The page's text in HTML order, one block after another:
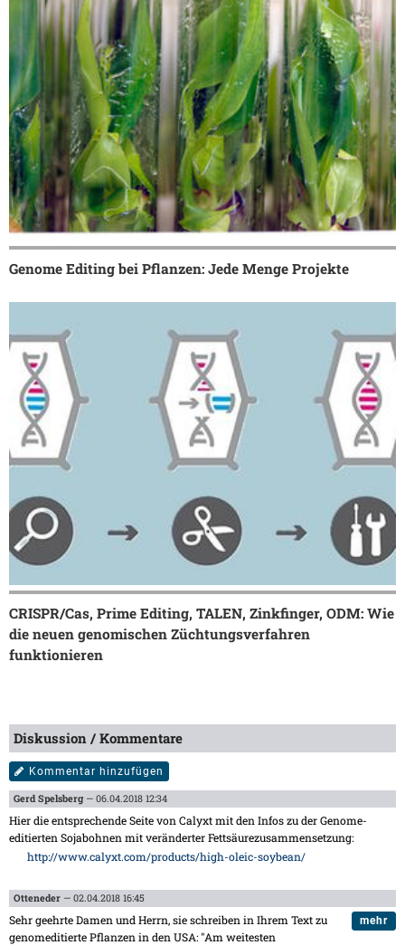
Genome Editing bei Pflanzen: Jede Menge Projekte
CRISPR/Cas, Prime Editing, TALEN, Zinkfinger, ODM: Wie
die neuen genomischen Züchtungsverfahren
funktionieren
Diskussion / Kommentare
Kommentar hinzufügen
Gerd Spelsberg — 06.04.2018 12:34
Hier die entsprechende Seite von Calyxt mit den Infos zu der Genome-
editierten Sojabohnen mit veränderter Fettsäurezusammensetzung:
http://www.calyxt.com/products/high-oleic-soybean/
Otteneder — 02.04.2018 16:45
mehr
Sehr geehrte Damen und Herrn, sie schreiben in Ihrem Text zu
genomeditierte Pflanzen in den USA: "Am weitesten